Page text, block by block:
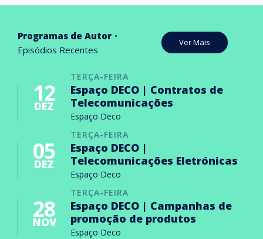
Programas de Autor
Episódios Recentes
Ver Mais
TERÇA-FEIRA
12
DEZ
Espaço DECO | Contratos de
Telecomunicações
Espaço Deco
TERÇA-FEIRA
05
DEZ
Espaço DECO |
Telecomunicações Eletrónicas
Espaço Deco
TERÇA-FEIRA
28
NOV
Espaço DECO | Campanhas de
promoção de produtos
Espaço Deco